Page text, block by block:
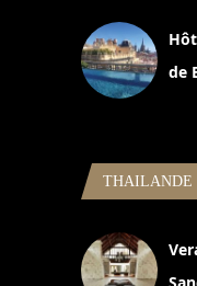
de
THAILANDE